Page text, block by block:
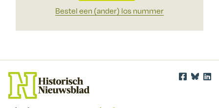
Bestel een (ander) los nummer